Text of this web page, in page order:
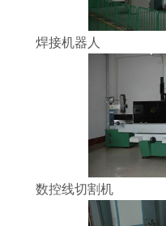
焊接机器人
数控线切割机